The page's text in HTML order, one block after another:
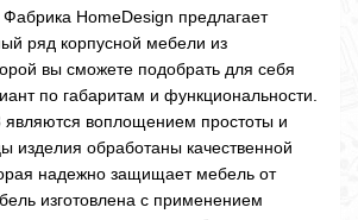
HomeDesign предлагает
ряд корпусной мебели из
вы сможете подобрать для себя
по габаритам и функциональности.
воплощением простоты и
изделия обработаны качественной
надежно защищает мебель от
изготовлена с применением